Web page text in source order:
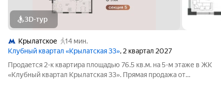
3D-тур
Крылатское
14 мин.
Клубный квартал «Крылатская 33», 2 квартал 2027
Продается 2-к квартира площадью 76.5 кв.м. на 5-м этаже в ЖК
«Клубный квартал Крылатская 33». Прямая продажа от